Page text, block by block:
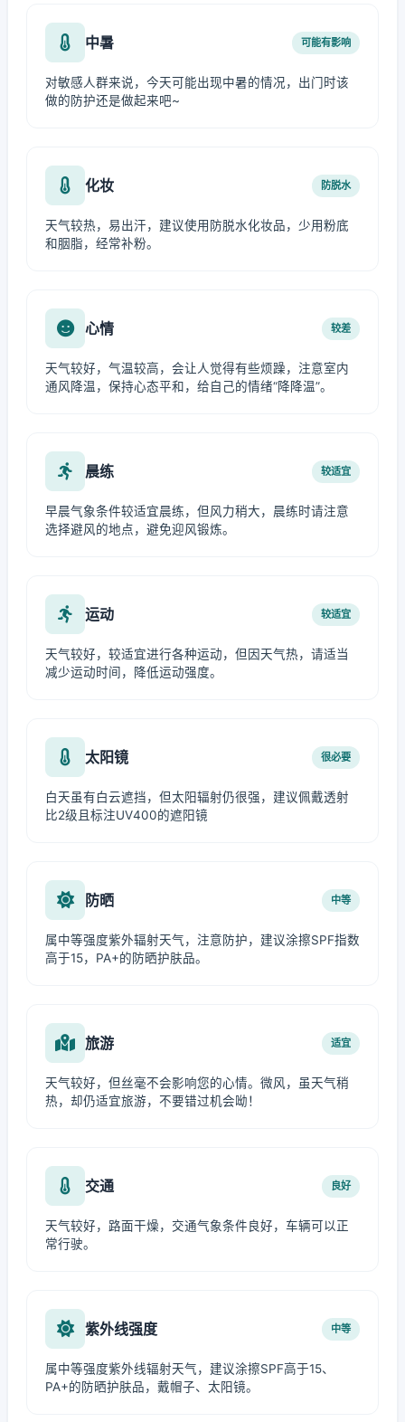
中暑 可能有影响
对敏感人群来说，今天可能出现中暑的情况，出门时该
做的防护还是做起来吧~
化妆 防脱水
天气较热，易出汗，建议使用防脱水化妆品，少用粉底
和胭脂，经常补粉。
心情 较差
天气较好，气温较高，会让人觉得有些烦躁，注意室内
通风降温，保持心态平和，给自己的情绪“降降温”。
晨练 较适宜
早晨气象条件较适宜晨练，但风力稍大，晨练时请注意
选择避风的地点，避免迎风锻炼。
运动 较适宜
天气较好，较适宜进行各种运动，但因天气热，请适当
减少运动时间，降低运动强度。
太阳镜 很必要
白天虽有白云遮挡，但太阳辐射仍很强，建议佩戴透射
比2级且标注UV400的遮阳镜
防晒 中等
属中等强度紫外辐射天气，注意防护，建议涂擦SPF指数
高于15，PA+的防晒护肤品。
旅游 适宜
天气较好，但丝毫不会影响您的心情。微风，虽天气稍
热，却仍适宜旅游，不要错过机会呦！
交通 良好
天气较好，路面干燥，交通气象条件良好，车辆可以正
常行驶。
紫外线强度 中等
属中等强度紫外线辐射天气，建议涂擦SPF高于15、
PA+的防晒护肤品，戴帽子、太阳镜。